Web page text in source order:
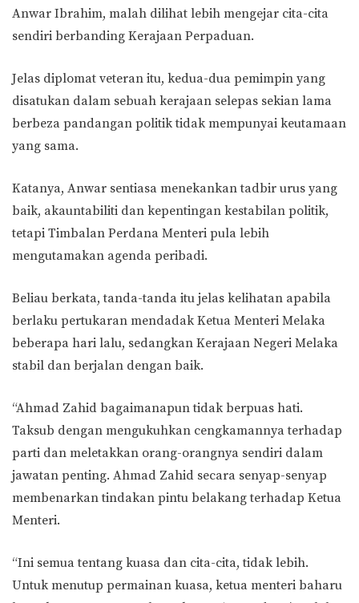
Anwar Ibrahim, malah dilihat lebih mengejar cita-cita
sendiri berbanding Kerajaan Perpaduan.
Jelas diplomat veteran itu, kedua-dua pemimpin yang
disatukan dalam sebuah kerajaan selepas sekian lama
berbeza pandangan politik tidak mempunyai keutamaan
yang sama.
Katanya, Anwar sentiasa menekankan tadbir urus yang
baik, akauntabiliti dan kepentingan kestabilan politik,
tetapi Timbalan Perdana Menteri pula lebih
mengutamakan agenda peribadi.
Beliau berkata, tanda-tanda itu jelas kelihatan apabila
berlaku pertukaran mendadak Ketua Menteri Melaka
beberapa hari lalu, sedangkan Kerajaan Negeri Melaka
stabil dan berjalan dengan baik.
“Ahmad Zahid bagaimanapun tidak berpuas hati.
Taksub dengan mengukuhkan cengkamannya terhadap
parti dan meletakkan orang-orangnya sendiri dalam
jawatan penting. Ahmad Zahid secara senyap-senyap
membenarkan tindakan pintu belakang terhadap Ketua
Menteri.
“Ini semua tentang kuasa dan cita-cita, tidak lebih.
Untuk menutup permainan kuasa, ketua menteri baharu